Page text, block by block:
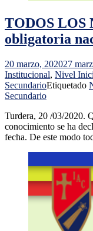
TODOS LOS
obligatoria
20 marzo, 202027
Institucional, Nivel
SecundarioEtiquetado
Secundario
Turdera, 20 /03/2020.
conocimiento se ha
fecha. De este modo